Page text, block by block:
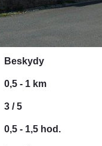
Beskydy
0,5 - 1 km
3 / 5
0,5 - 1,5 hod.